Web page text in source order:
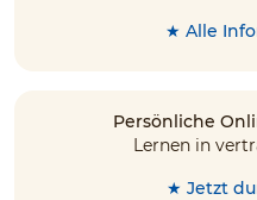
★ Alle
Persönliche
Lernen in
★ Jetzt